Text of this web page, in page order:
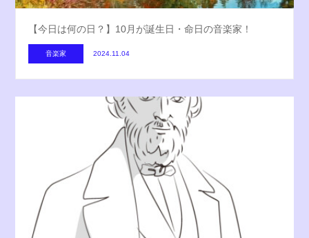
【今日は何の日？】10月が誕生日・命日の音楽家！
音楽家 2024.11.04